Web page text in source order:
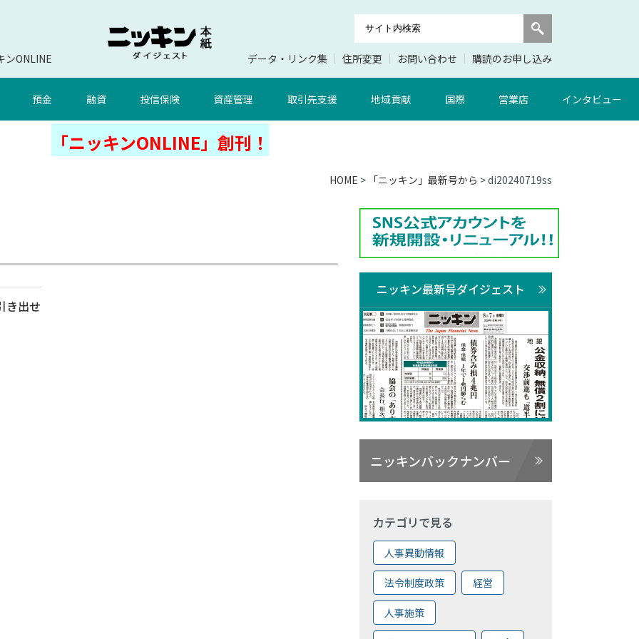
ンONLINE データ・リンク集 住所変更 お問い合わせ 購読のお申し込み
預金 融資 投信保険 資産管理 取引先支援 地域貢献 国際 営業店 インタビュー
「ニッキンONLINE」創刊！
HOME > 「ニッキン」最新号から > di20240719ss
き出せ
ニッキン最新号ダイジェスト
ニッキンバックナンバー
カテゴリで見る
人事異動情報
法令制度政策 経営
人事施策